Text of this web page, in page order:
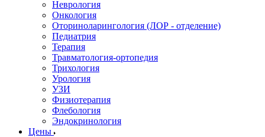
Неврология
Онкология
Оториноларингология (ЛОР - отделение)
Педиатрия
Терапия
Травматология-ортопедия
Трихология
Урология
УЗИ
Физиотерапия
Флебология
Эндокринология
Цены